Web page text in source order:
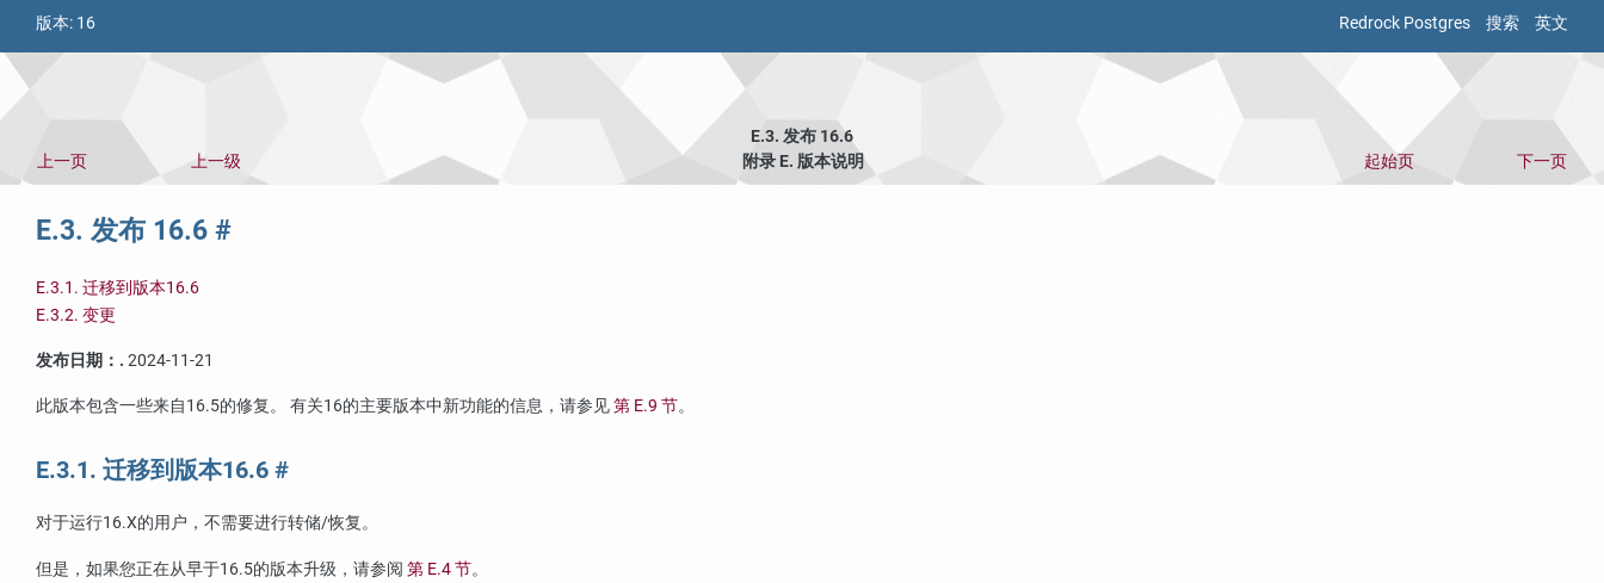
Redrock Postgres 搜索 英文
版本: 16
E.3. 发布 16.6
上一页
上一级 附录 E. 版本说明 起始页 下一页
E.3. 发布 16.6 #
E.3.1. 迁移到版本16.6
E.3.2. 变更
发布日期：. 2024-11-21
此版本包含一些来自16.5的修复。 有关16的主要版本中新功能的信息，请参见第 E.9 节。
E.3.1. 迁移到版本16.6 #
对于运行16.X的用户，不需要进行转储/恢复。
但是，如果您正在从早于16.5的版本升级，请参阅 第 E.4 节。